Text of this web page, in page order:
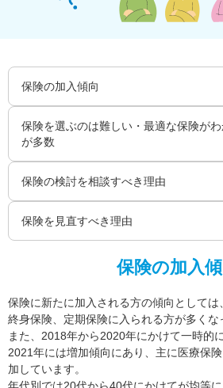
保険の加入傾向
保険を選ぶのは難しい・最適な保険が
が多数
保険の検討を相談すべき理由
保険を見直すべき理由
保険の加入
保険に新たに加入される方の傾向としては
終身保険、定期保険に入られる方が多くな
また、2018年から2020年にかけて一時的
2021年には増加傾向にあり、主に医療保
加しています。